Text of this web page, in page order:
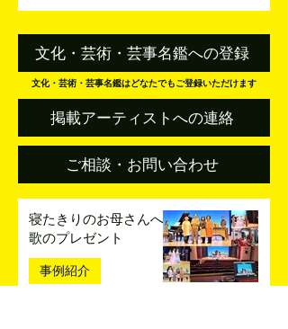
文化・芸術・芸事名鑑への登録
掲載アーティストへの連絡
ご相談・お問い合わせ
文化・芸術・芸事名鑑はどなたでもご登録いただけます
寝たきりのお母さんへ
歌のプレゼント
事例紹介